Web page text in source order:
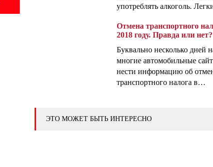
употреблять алкоголь.
Отмена транспортного
2018 году. Правда или нет?
Буквально несколько дней
многие автомобильные
нести информацию об
транспортного налога в…
ЭТО МОЖЕТ БЫТЬ ИНТЕРЕСНО